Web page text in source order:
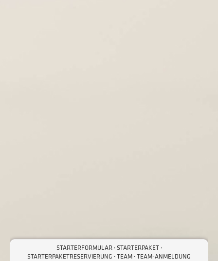
STARTERFORMULAR · STARTERPAKET ·
STARTERPAKETRESERVIERUNG · TEAM · TEAM-ANMELDUNG